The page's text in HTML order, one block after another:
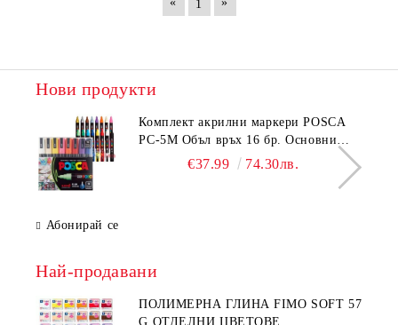
1
Нови продукти
Комплeкт акрилни маркери POSCA
PC-5M Объл връх 16 бр. Основни
€37.99 74.30лв.
Абонирай се
Най-продавани
ПОЛИМЕРНА ГЛИНА FIMO SOFT 57
G ОТДЕЛНИ ЦВЕТОВЕ